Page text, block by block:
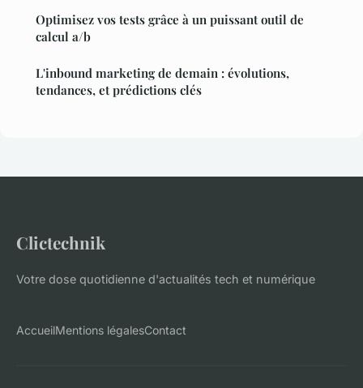
Optimisez vos tests grâce à un puissant outil de
calcul a/b
L'inbound marketing de demain : évolutions,
tendances, et prédictions clés
Clictechnik
Votre dose quotidienne d'actualités tech et numérique
AccueilMentions légalesContact